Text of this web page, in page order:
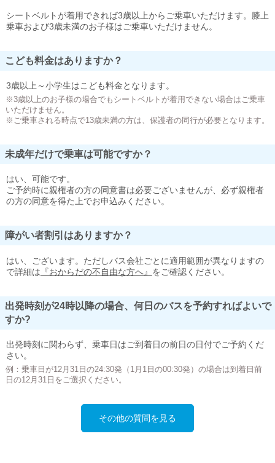
シートベルトが着用できれば3歳以上からご乗車いただけます。膝上
乗車および3歳未満のお子様はご乗車いただけません。
こども料金はありますか？
3歳以上～小学生はこども料金となります。
※3歳以上のお子様の場合でもシートベルトが着用できない場合はご乗車
いただけません。
※ご乗車される時点で13歳未満の方は、保護者の同行が必要となります。
未成年だけで乗車は可能ですか？
はい、可能です。
ご予約時に親権者の方の同意書は必要ございませんが、必ず親権者
の方の同意を得た上でお申込みください。
障がい者割引はありますか？
はい、ございます。ただしバス会社ごとに適用範囲が異なりますの
で詳細は 『おからだの不自由な方へ』 をご確認ください。
出発時刻が24時以降の場合、何日のバスを予約すればよいで
すか?
出発時刻に関わらず、乗車日はご到着日の前日の日付でご予約くだ
さい。
例：乗車日が12月31日の24:30発（1月1日の00:30発）の場合は到着日前
日の12月31日をご選択ください。
その他の質問を見る